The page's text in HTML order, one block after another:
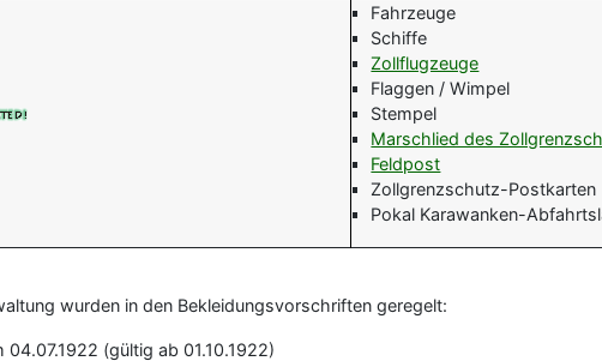
Fahrzeuge
Schiffe
Zollflugzeuge
Flaggen / Wimpel
Stempel
Marschlied des
Feldpost
Zollgrenzschutz-Postkarten
Pokal Karawanken-
wurden in den Bekleidungsvorschriften geregelt:
(gültig ab 01.10.1922)